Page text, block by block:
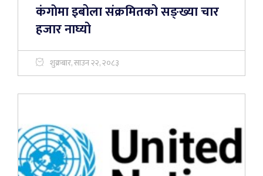
कंगाेमा इबोला संक्रमितको सङ्ख्या चार
हजार नाघ्यो
शुक्रबार, साउन २२, २०८३